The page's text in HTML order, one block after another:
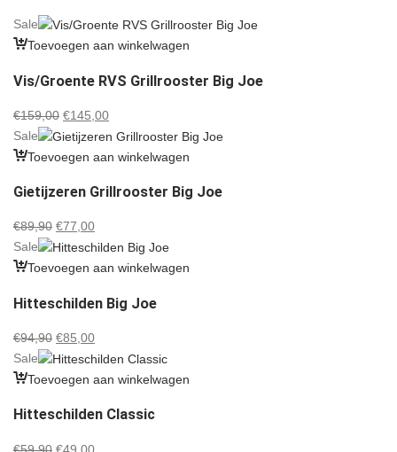
€999,00.
€840,00.
Sale
Toevoegen aan winkelwagen
Vis/Groente RVS Grillrooster Big Joe
€159,00 Oorspronkelijke
prijs
was:
€145,00Huidige
prijs
is:
Sale
Toevoegen aan winkelwagen
Gietijzeren Grillrooster Big Joe
€89,90 Oorspronkelijke
prijs
was:
€77,00Huidige
prijs
is:
Sale
Toevoegen aan winkelwagen
Hitteschilden Big Joe
€94,90 Oorspronkelijke
prijs
was:
€85,00Huidige
prijs
is:
Sale
Toevoegen aan winkelwagen
Hitteschilden Classic
€59,90 Oorspronkelijke
€49,00Huidige